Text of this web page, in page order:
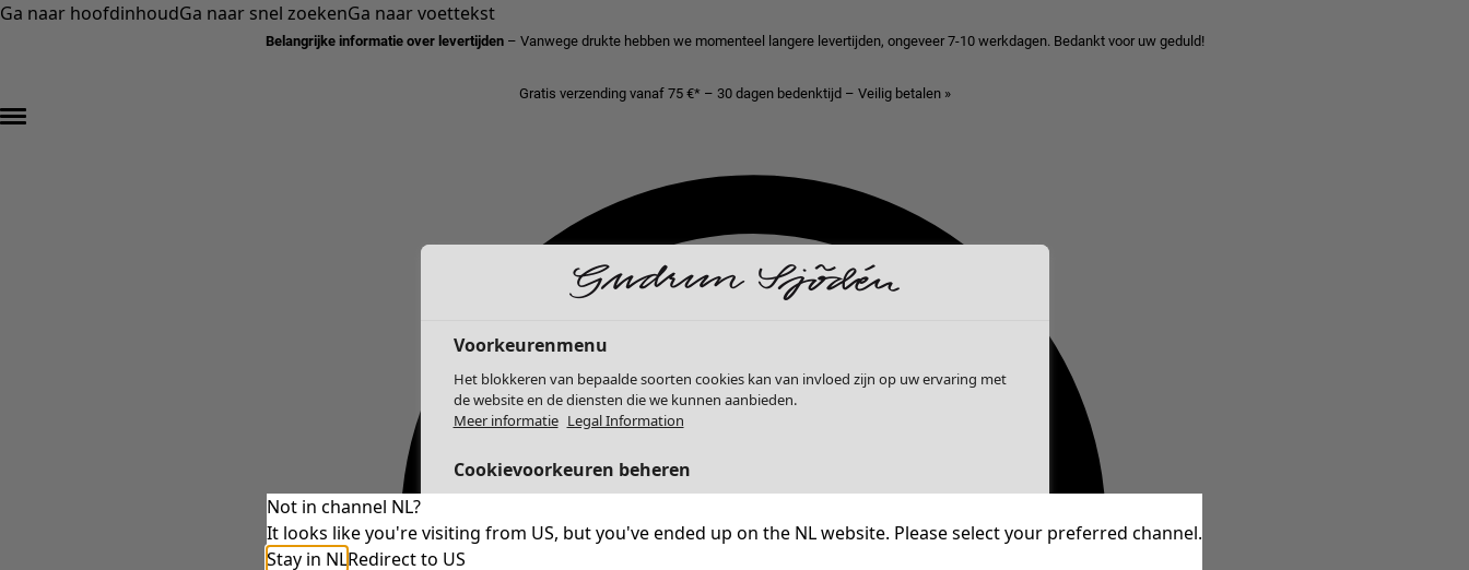
Ga naar hoofdinhoudGa naar snel zoekenGa naar voettekst
Belangrijke informatie over levertijden – Vanwege drukte hebben we momenteel langere levertijden, ongeveer 7-10 werkdagen. Bedankt voor uw geduld!
Gratis verzending vanaf 75 €* – 30 dagen bedenktijd – Veilig betalen »
Not in channel NL?
It looks like you're visiting from US, but you've ended up on the NL website. Please select your preferred channel.
Stay in NLRedirect to US
Voorkeurenmenu
Het blokkeren van bepaalde soorten cookies kan van invloed zijn op uw ervaring met
de website en de diensten die we kunnen aanbieden.
Meer informatie Legal Information
Cookievoorkeuren beheren
Strikt noodzakelijke cookies Altijd actief